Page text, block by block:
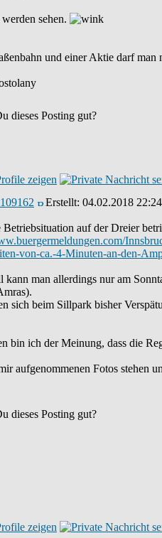
sehen.
und einer Aktie darf
dieses Posting gut?
Erstellt: 04.02.2018 22:24
Betriebsituation auf der Dreier
von-ca.-4-Minuten-an-den-
kann man allerdings nur am
sich beim Sillpark bisher
bin ich der Meinung, dass die
aufgenommenen Fotos stehen
dieses Posting gut?